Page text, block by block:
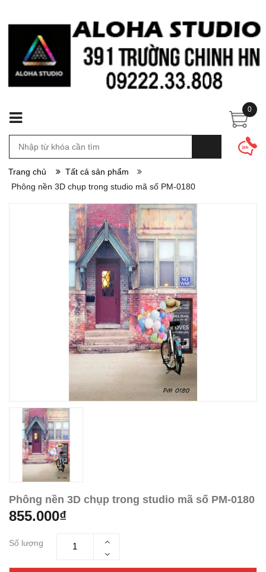
0
Trang chủ
Tất cả sản phẩm
Phông nền 3D chụp trong studio mã số PM-0180
Phông nền 3D chụp trong studio mã số PM-0180
855.000₫
Số lượng